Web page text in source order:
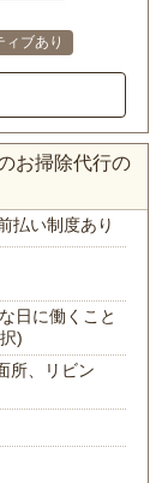
ィブあり
お掃除代行の
払い制度あり
日に働くこと
)
所、リビン